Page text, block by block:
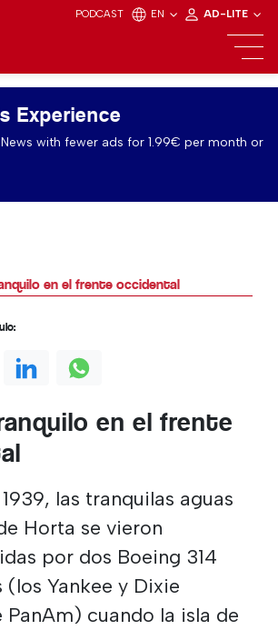
PODCAST EN AD-LITE
Experience
with fewer ads for 1.99€ per month or
en el frente occidental
en el frente
las tranquilas aguas
Horta se vieron
por dos Boeing 314
Yankee y Dixie
cuando la isla de